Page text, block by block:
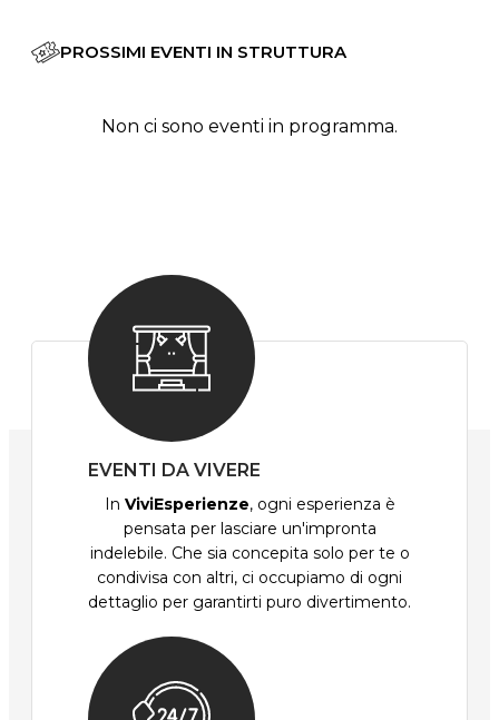
PROSSIMI EVENTI IN STRUTTURA
Non ci sono eventi in programma.
EVENTI DA VIVERE
In ViviEsperienze, ogni esperienza è
pensata per lasciare un'impronta
indelebile. Che sia concepita solo per te o
condivisa con altri, ci occupiamo di ogni
dettaglio per garantirti puro divertimento.